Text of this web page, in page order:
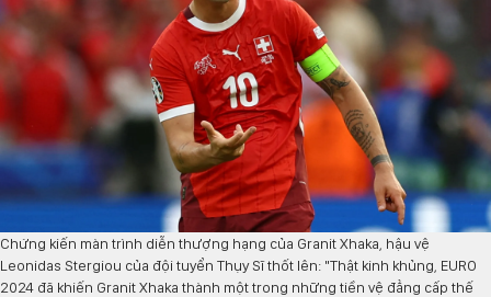
Chứng kiến màn trình diễn thượng hạng của Granit Xhaka, hậu vệ
Leonidas Stergiou của đội tuyển Thụy Sĩ thốt lên: "Thật kinh khủng, EURO
2024 đã khiến Granit Xhaka thành một trong những tiền vệ đẳng cấp thế